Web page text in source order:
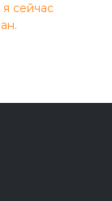
я сейчас